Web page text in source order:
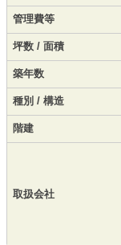
管理費等
坪数 / 面積
築年数
種別 / 構造
階建
取扱会社